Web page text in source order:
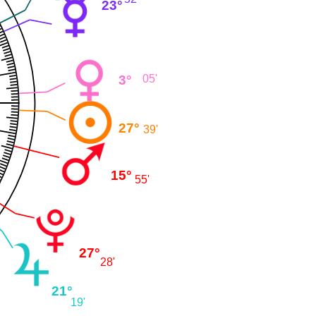
3° 05'
23°
21°
19'
27°
28'
15° 55'
27° 39'